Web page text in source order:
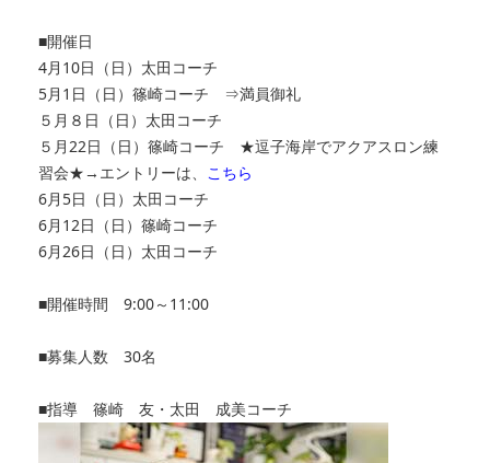
■開催日
4月10日（日）太田コーチ
5月1日（日）篠崎コーチ ⇒満員御礼
５月８日（日）太田コーチ
５月22日（日）篠崎コーチ ★逗子海岸でアクアスロン練
習会★→エントリーは、 こちら
6月5日（日）太田コーチ
6月12日（日）篠崎コーチ
6月26日（日）太田コーチ
■開催時間 9:00～11:00
■募集人数 30名
■指導 篠崎 友・太田 成美コーチ